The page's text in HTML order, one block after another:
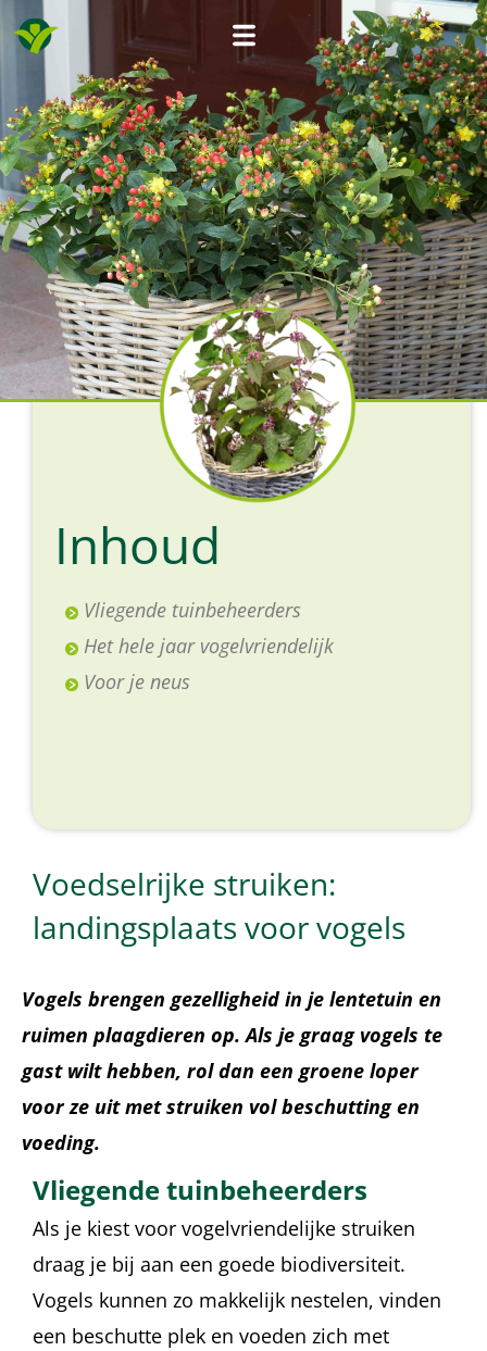
Voedselrijke struiken:
landingsplaats voor vogels
Vogels brengen gezelligheid in je lentetuin en
ruimen plaagdieren op. Als je graag vogels te
gast wilt hebben, rol dan een groene loper
voor ze uit met struiken vol beschutting en
voeding.
Inhoud
Vliegende tuinbeheerders
Het hele jaar vogelvriendelijk
Voor je neus
Vliegende tuinbeheerders
Als je kiest voor vogelvriendelijke struiken
draag je bij aan een goede biodiversiteit.
Vogels kunnen zo makkelijk nestelen, vinden
een beschutte plek en voeden zich met